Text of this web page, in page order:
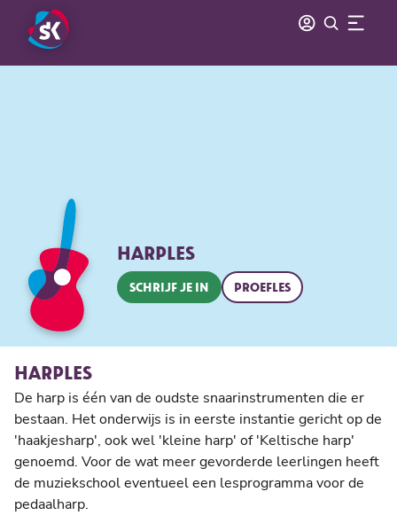
HARPLES
SCHRIJF JE IN PROEFLES
HARPLES
De harp is één van de oudste snaarinstrumenten die er
bestaan. Het onderwijs is in eerste instantie gericht op de
'haakjesharp', ook wel 'kleine harp' of 'Keltische harp'
genoemd. Voor de wat meer gevorderde leerlingen heeft
de muziekschool eventueel een lesprogramma voor de
pedaalharp.